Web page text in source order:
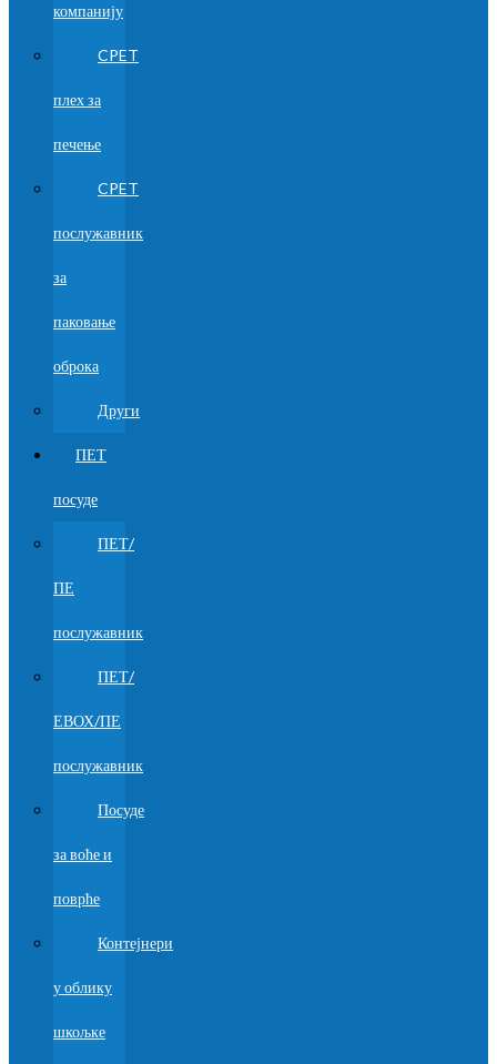
компанију
CPET
плех за
печење
CPET
послужавник
за
паковање
оброка
Други
ПЕТ
посуде
ПЕТ/
ПЕ
послужавник
ПЕТ/
ЕВОХ/ПЕ
послужавник
Посуде
за воће и
поврће
Контејнери
у облику
шкољке